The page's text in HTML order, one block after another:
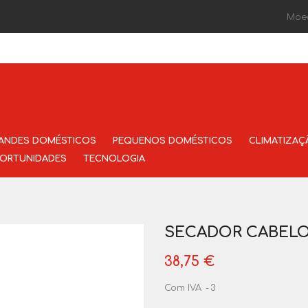
DOMÉSTICOS PEQUENOS DOMÉSTICOS
TECNOLOGIA
SECADOR
38,75 €
Com IVA 3